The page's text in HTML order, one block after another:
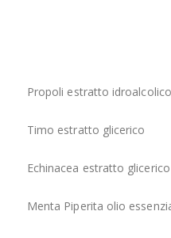
Propoli estratto idroalcolico
Timo estratto glicerico
Echinacea estratto glicerico
Menta Piperita olio